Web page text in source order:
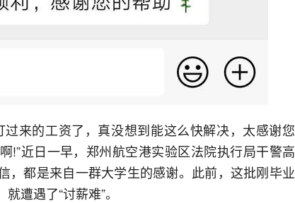
来的工资了，真没想到能这么快解决，太感谢您
!”近日一早，郑州航空港实验区法院执行局干警高
，都是来自一群大学生的感谢。此前，这批刚毕业
遭遇了“讨薪难”。